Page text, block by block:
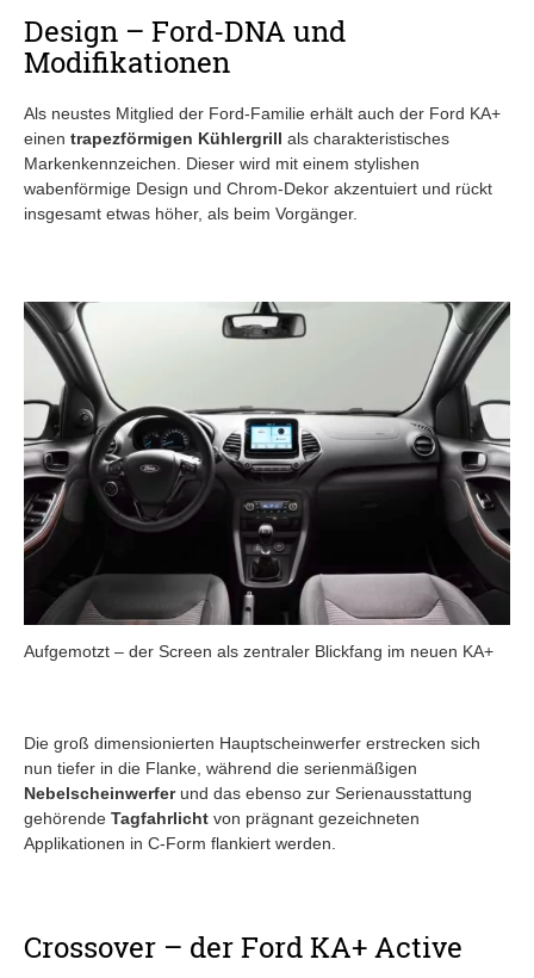
Design – Ford-DNA und
Modifikationen
Als neustes Mitglied der Ford-Familie erhält auch der Ford KA+
einen trapezförmigen Kühlergrill als charakteristisches
Markenkennzeichen. Dieser wird mit einem stylishen
wabenförmige Design und Chrom-Dekor akzentuiert und rückt
insgesamt etwas höher, als beim Vorgänger.
Aufgemotzt – der Screen als zentraler Blickfang im neuen KA+
Die groß dimensionierten Hauptscheinwerfer erstrecken sich
nun tiefer in die Flanke, während die serienmäßigen
Nebelscheinwerferund das ebenso zur Serienausstattung
gehörende Tagfahrlicht von prägnant gezeichneten
Applikationen in C-Form flankiert werden.
Crossover – der Ford KA+ Active